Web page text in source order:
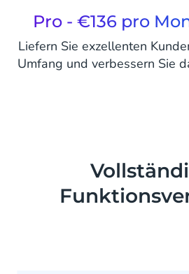
Pro - €136 pro
Liefern Sie exzellenten
Umfang und verbessern Sie